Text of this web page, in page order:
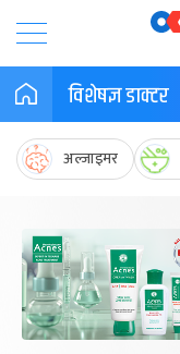
विशेषज्ञ डाक्टर
अल्जाइमर